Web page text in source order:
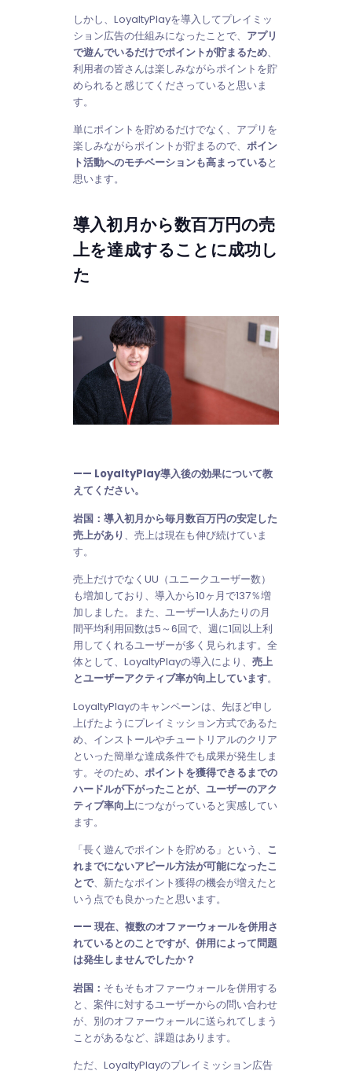
しかし、LoyaltyPlayを導入してプレイミッ
ション広告の仕組みになったことで、 アプリ
で遊んでいるだけでポイントが貯まるため、
利用者の皆さんは楽しみながらポイントを貯
められると感じてくださっていると思いま
す。
単にポイントを貯めるだけでなく、アプリを
楽しみながらポイントが貯まるので、 ポイン
ト活動へのモチベーションも高まっていると
思います。
導入初月から数百万円の売
上を達成することに成功し
た
—— LoyaltyPlay導入後の効果について教
えてください。
岩国： 導入初月から毎月数百万円の安定した
売上があり、売上は現在も伸び続けていま
す。
売上だけでなくUU（ユニークユーザー数）
も増加しており、導入から10ヶ月で137％増
加しました。また、ユーザー1人あたりの月
間平均利用回数は5～6回で、週に1回以上利
用してくれるユーザーが多く見られます。全
体として、LoyaltyPlayの導入により、 売上
とユーザーアクティブ率が向上しています。
LoyaltyPlayのキャンペーンは、先ほど申し
上げたようにプレイミッション方式であるた
め、インストールやチュートリアルのクリア
といった簡単な達成条件でも成果が発生しま
す。そのため、ポイントを獲得できるまでの
ハードルが下がったことが、ユーザーのアク
ティブ率向上につながっていると実感してい
ます。
「長く遊んでポイントを貯める」という、 こ
れまでにないアピール方法が可能になったこ
とで、新たなポイント獲得の機会が増えたと
いう点でも良かったと思います。
—— 現在、複数のオファーウォールを併用さ
れているとのことですが、併用によって問題
は発生しませんでしたか？
岩国： そもそもオファーウォールを併用する
と、案件に対するユーザーからの問い合わせ
が、別のオファーウォールに送られてしまう
ことがあるなど、課題はあります。
ただ、LoyaltyPlayのプレイミッション広告